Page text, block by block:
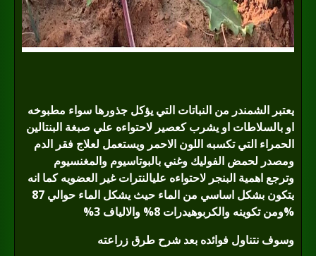
يعتبر الشمندر من النباتات التي يؤكل جذورها سواء مطبوخه
او بالسلاطات او يشرب كعصير لاحتواءه علي صبغة البنتالين
الحمراء التي تكسبه اللون الاحمر ويستعمل لعلاج فقر الدم
ومصدر لحمض الفوليك وغني بالبوتاسيوم والمغنسيوم
وترجع اهمية البنجر لاحتواءه عليالنترات غير العضويه كما انه
يتكون بشكل اساسي من الماء حيث يشكل الماء حوالي 87
%ومن تكوينه والكربوهيدرات 8% والالياف 3%
وسوف نتناول فوائده بعد شرح طرق زراعته